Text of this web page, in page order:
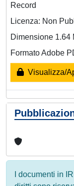
Record
Licenza: Non
Dimensione 1.64
Formato Adobe
Visualizza/
I documenti in